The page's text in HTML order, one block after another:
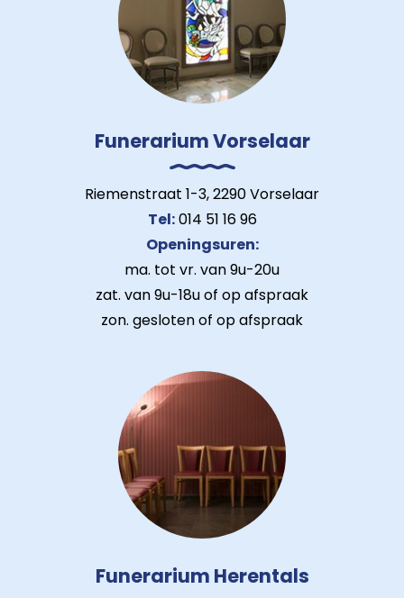
Funerarium Vorselaar
Riemenstraat 1-3, 2290 Vorselaar
Tel:014 51 16 96
Openingsuren:
ma. tot vr. van 9u-20u
zat. van 9u-18u of op afspraak
zon. gesloten of op afspraak
Funerarium Herentals